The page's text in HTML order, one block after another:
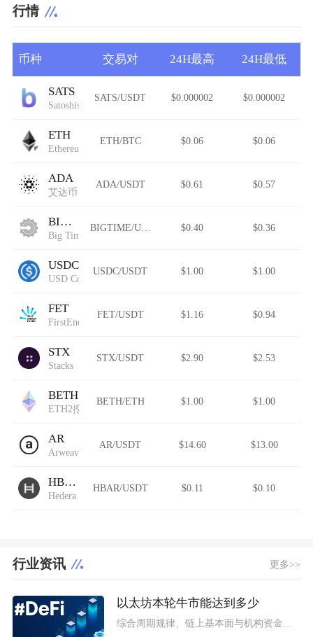
行情
币种 交易对 24H最高 24H最低
SATS
Satoshis Vision
SATS/USDT $0.000002 $0.000002
ETH
Ethereum (Wormhole)
ETH/BTC $0.06 $0.06
ADA
艾达币
ADA/USDT $0.61 $0.57
BIGTIME
Big Time
BIGTIME/USDT $0.40 $0.36
USDC
USD Coin Avalanche Bridged (USDC.e)
USDC/USDT $1.00 $1.00
FET
FirstEnergy Token
FET/USDT $1.16 $0.94
STX
Stacks
STX/USDT $2.90 $2.53
BETH
ETH2挖矿
BETH/ETH $1.00 $1.00
AR
Arweave
AR/USDT $14.60 $13.00
HBAR
Hedera
HBAR/USDT $0.11 $0.10
行业资讯 更多>>
以太坊本轮牛市能达到多少